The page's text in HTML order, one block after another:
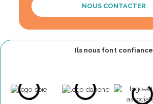
NOUS CONTACTER
Ils nous font confiance